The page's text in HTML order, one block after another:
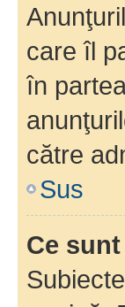
care îl
în
către
Sus
Ce